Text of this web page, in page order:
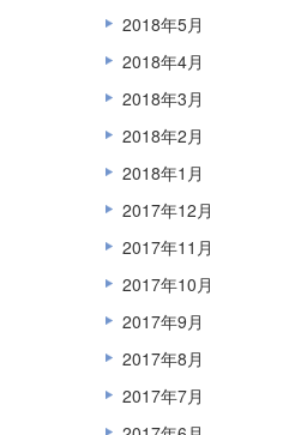
2018年5月
2018年4月
2018年3月
2018年2月
2018年1月
2017年12月
2017年11月
2017年10月
2017年9月
2017年8月
2017年7月